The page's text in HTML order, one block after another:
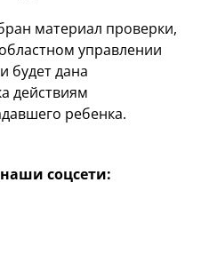
материал проверки,
управлении
будет дана
действиям
ребенка.
соцсети: